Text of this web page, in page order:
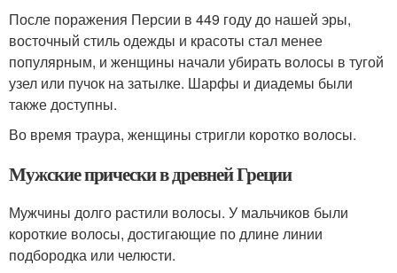
После поражения Персии в 449 году до нашей эры,
восточный стиль одежды и красоты стал менее
популярным, и женщины начали убирать волосы в тугой
узел или пучок на затылке. Шарфы и диадемы были
также доступны.
Во время траура, женщины стригли коротко волосы.
Мужские прически в древней Греции
Мужчины долго растили волосы. У мальчиков были
короткие волосы, достигающие по длине линии
подбородка или челюсти.